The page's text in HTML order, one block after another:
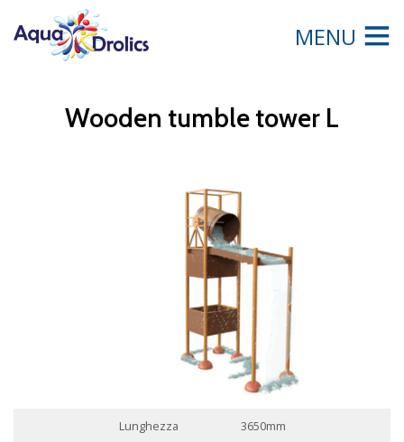
MENU
Wooden tumble tower L
Lunghezza
3650mm